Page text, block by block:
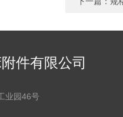
件有限公司
业园46号